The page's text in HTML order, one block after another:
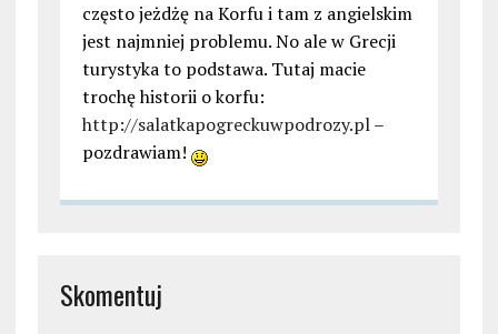
często jeżdżę na Korfu i tam z angielskim
jest najmniej problemu. No ale w Grecji
turystyka to podstawa. Tutaj macie
trochę historii o korfu:
http://salatkapogreckuwpodrozy.pl–
pozdrawiam!
Skomentuj